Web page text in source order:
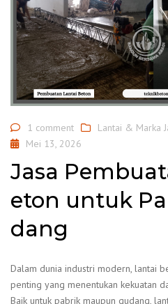
1 comment Lantai & Marka
Mei 13, 2026
Jasa
eton untuk
dang
Dalam dunia industri modern, lantai
penting yang menentukan kekuatan
Baik untuk pabrik maupun gudang,